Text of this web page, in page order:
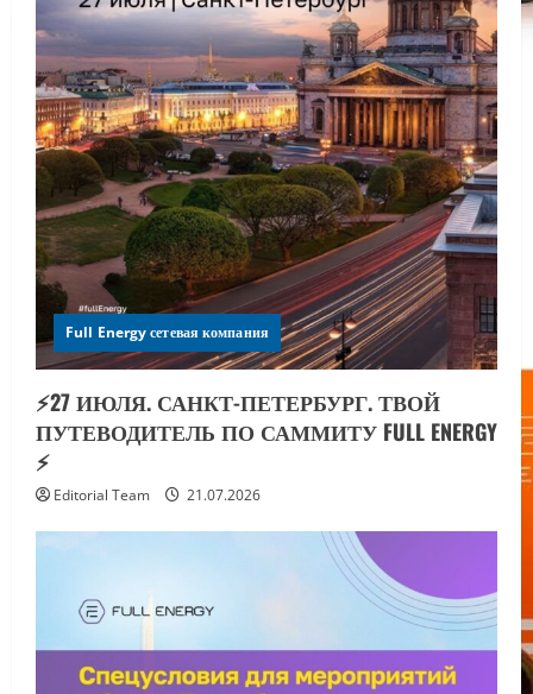
Full Energy сетевая компания
⚡️27 ИЮЛЯ. САНКТ-ПЕТЕРБУРГ. ТВОЙ
ПУТЕВОДИТЕЛЬ ПО САММИТУ FULL ENERGY
⚡️
Editorial Team 21.07.2026